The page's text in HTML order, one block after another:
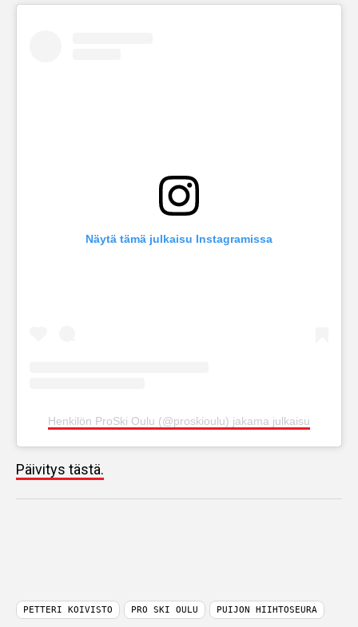
Näytä tämä julkaisu Instagramissa
Henkilön ProSki Oulu (@proskioulu) jakama julkaisu
Päivitys tästä.
PETTERI KOIVISTO PRO SKI OULU PUIJON HIIHTOSEURA